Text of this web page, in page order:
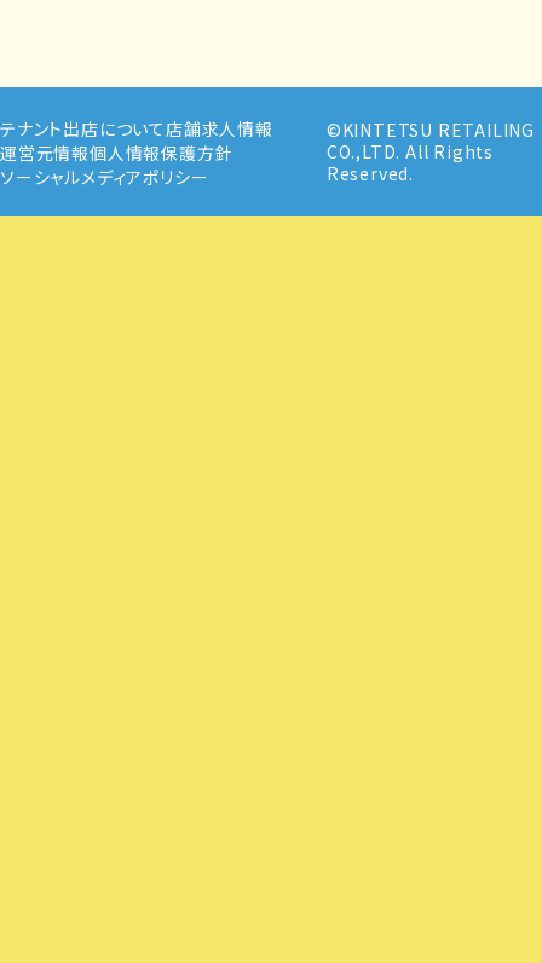
テナント出店について店舗求人情報
運営元情報個人情報保護方針
ソーシャルメディアポリシー
©KINTETSU RETAILING
CO.,LTD. All Rights
Reserved.